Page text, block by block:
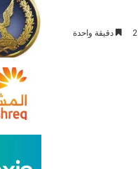
2 دقيقة واحدة